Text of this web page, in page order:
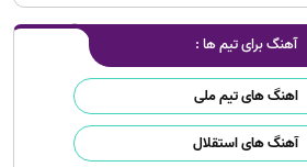
آهنگ برای تیم ها :
اهنگ های تیم ملی
آهنگ های استقلال